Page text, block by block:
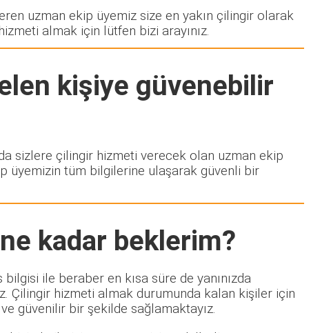
uzman ekip üyemiz size en yakın çilingir olarak
almak için lütfen bizi arayınız.
kişiye güvenebilir
sizlere çilingir hizmeti verecek olan uzman ekip
üyemizin tüm bilgilerine ulaşarak güvenli bir
kadar beklerim?
ile beraber en kısa süre de yanınızda
Çilingir hizmeti almak durumunda kalan kişiler için
güvenilir bir şekilde sağlamaktayız.